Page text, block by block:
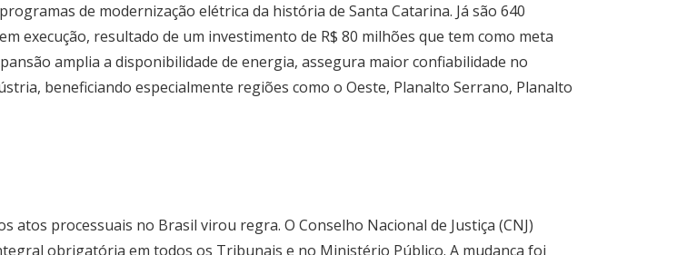
de modernização elétrica da história de Santa Catarina. Já são 640
execução, resultado de um investimento de R$ 80 milhões que tem como meta
amplia a disponibilidade de energia, assegura maior confiabilidade no
beneficiando especialmente regiões como o Oeste, Planalto Serrano, Planalto
atos processuais no Brasil virou regra. O Conselho Nacional de Justiça (CNJ)
obrigatória em todos os Tribunais e no Ministério Público. A mudança foi